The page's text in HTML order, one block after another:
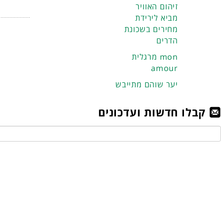
זיהום האוויר
מביא לירידת
מחירים בשכונת
הדרים
מרגלית mon
amour
יער שוהם מתייבש
קבלו חדשות ועדכונים